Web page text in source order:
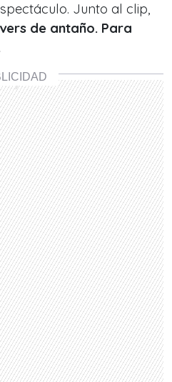
Junto al clip,
de antaño. Para